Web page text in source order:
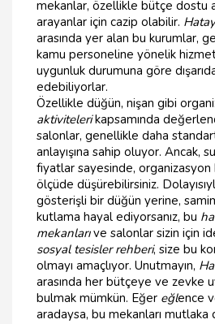
mekanlar, özellikle bütçe dostu
arayanlar için cazip olabilir.
arasında yer alan bu kurumlar,
kamu personeline yönelik
uygunluk durumuna göre
edebiliyorlar.
Özellikle düğün, nişan gibi
aktivitelerikapsamında
salonlar, genellikle daha
anlayışına sahip oluyor. Ancak,
fiyatlar sayesinde,
ölçüde düşürebilirsiniz.
gösterişli bir düğün yerine,
kutlama hayal ediyorsanız, bu
mekanlarıve salonlar sizin için
sosyal tesisler rehberi, size bu
olmayı amaçlıyor. Unutmayın,
arasında her bütçeye ve zevke
bulmak mümkün. Eğer eğlence
aradaysa, bu mekanları mutlaka